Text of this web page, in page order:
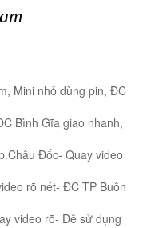
Mini nhỏ dùng pin, ĐC
Bình Gĩa giao nhanh,
Đốc- Quay video
rõ nét- ĐC TP Buôn
video rõ- Dễ sử dụng